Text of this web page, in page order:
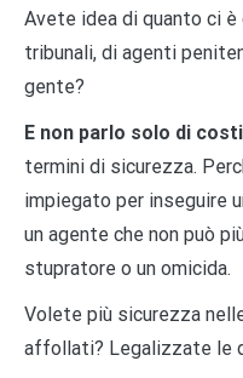
Avete idea di quanto ci
tribunali, di agenti
gente?
E non parlo solo di
termini di sicurezza.
impiegato per inseguire
un agente che non può
stupratore o un omicida.
Volete più sicurezza
affollati? Legalizzate le